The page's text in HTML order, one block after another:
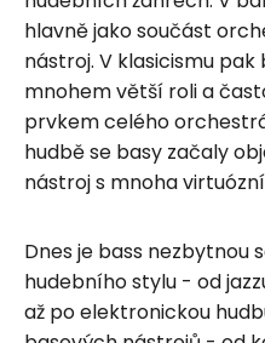
hlavně jako součást
nástroj. V klasicismu
mnohem větší roli a
prvkem celého
hudbě se basy začaly
nástroj s mnoha
Dnes je bass nezbytnou
hudebního stylu - od
až po elektronickou